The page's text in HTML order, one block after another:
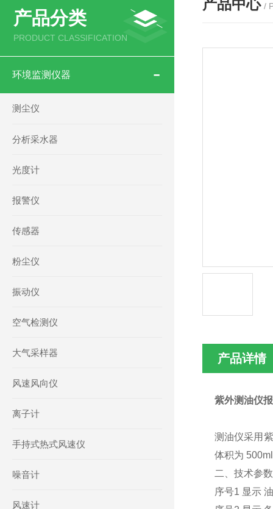
产品分类
PRODUCT CLASSIFICATION
环境监测仪器
测尘仪
分析采水器
光度计
报警仪
传感器
粉尘仪
振动仪
空气检测仪
大气采样器
风速风向仪
离子计
手持式热式风速仪
噪音计
风速计
产品中心 /
产品详情
紫外测油仪
测油仪采用
体积为
二、技术参
序号1 显示